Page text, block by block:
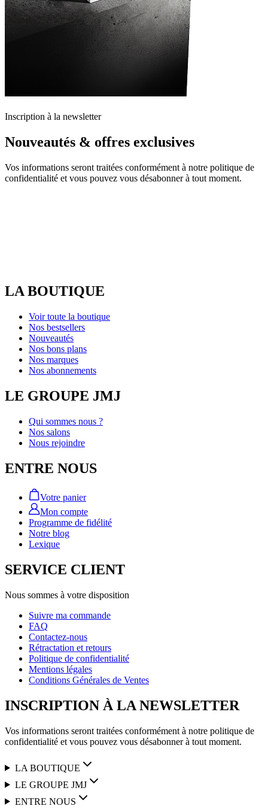
Inscription à la newsletter
Nouveautés & offres exclusives
Vos informations seront traitées conformément à notre politique de
confidentialité et vous pouvez vous désabonner à tout moment.
LA BOUTIQUE
Voir toute la boutique
Nos bestsellers
Nouveautés
Nos bons plans
Nos marques
Nos abonnements
LE GROUPE JMJ
Qui sommes nous ?
Nos salons
Nous rejoindre
ENTRE NOUS
Votre panier
Mon compte
Programme de fidélité
Notre blog
Lexique
SERVICE CLIENT
Nous sommes à votre disposition
Suivre ma commande
FAQ
Contactez-nous
Rétractation et retours
Politique de confidentialité
Mentions légales
Conditions Générales de Ventes
INSCRIPTION À LA NEWSLETTER
Vos informations seront traitées conformément à notre politique de
confidentialité et vous pouvez vous désabonner à tout moment.
LA BOUTIQUE
LE GROUPE JMJ
ENTRE NOUS